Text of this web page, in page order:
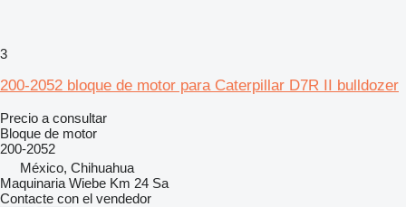
3
200-2052 bloque de motor para Caterpillar D7R II bulldozer
Precio a consultar
Bloque de motor
200-2052
México, Chihuahua
Maquinaria Wiebe Km 24 Sa
Contacte con el vendedor